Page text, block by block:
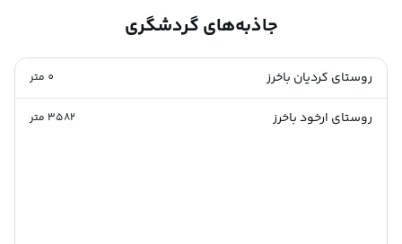
جاذبه‌های گردشگری
روستای کردیان باخرز 0 متر
روستای ارخود باخرز 3582متر